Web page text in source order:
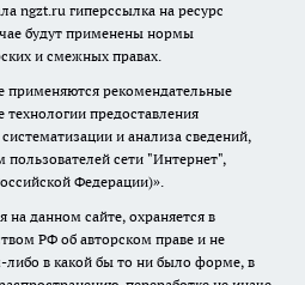
ngzt.ru гиперссылка на ресурс
будут применены нормы
и смежных правах.
рекомендательные
предоставления
и анализа сведений,
сети "Интернет",
Федерации)».
данном сайте, охраняется в
РФ об авторском праве и не
в какой бы то ни было форме, в